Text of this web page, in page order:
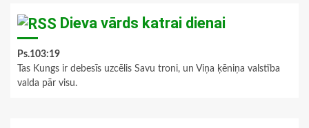
Dieva vārds katrai dienai
Ps.103:19
Tas Kungs ir debesīs uzcēlis Savu troni, un Viņa ķēniņa valstība
valda pār visu.